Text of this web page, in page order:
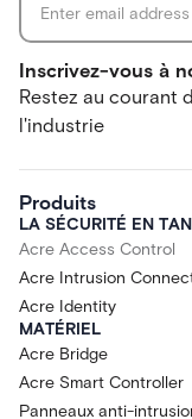
Inscrivez-vous à
Restez au courant
l'industrie
Produits
LA SÉCURITÉ EN
Acre Access Control
Acre Intrusion
Acre Identity
MATÉRIEL
Acre Bridge
Acre Smart Controller
Panneaux anti-